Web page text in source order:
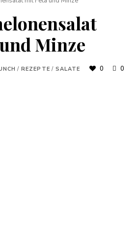
Minze
/ REZEPTE / SALATE 0 0